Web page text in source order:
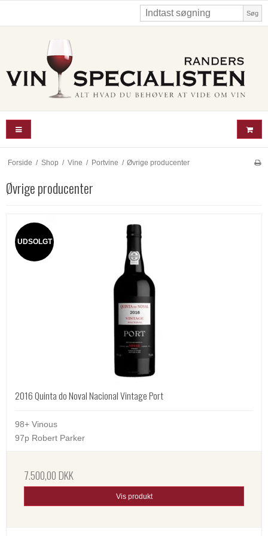
Søg
Forside / Shop / Vine / Portvine / Øvrige producenter
Øvrige producenter
UDSOLGT
2016 Quinta do Noval Nacional Vintage Port
98+ Vinous
97p Robert Parker
7.500,00 DKK
Vis produkt